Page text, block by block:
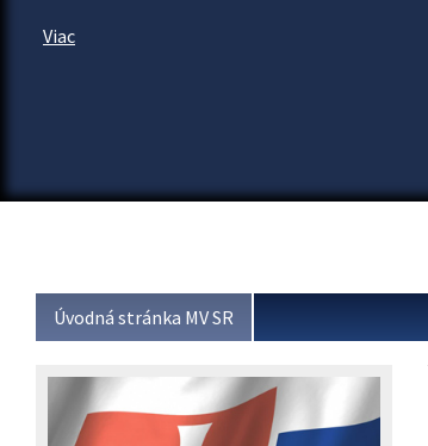
Viac
Úvodná stránka MV SR